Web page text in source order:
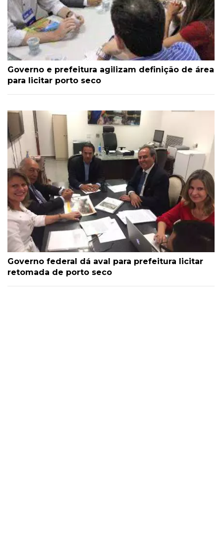
Governo e prefeitura agilizam definição de área
para licitar porto seco
Governo federal dá aval para prefeitura licitar
retomada de porto seco